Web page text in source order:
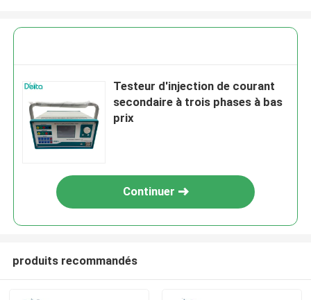
Testeur d'injection de courant
secondaire à trois phases à bas
prix
Continuer
produits recommandés